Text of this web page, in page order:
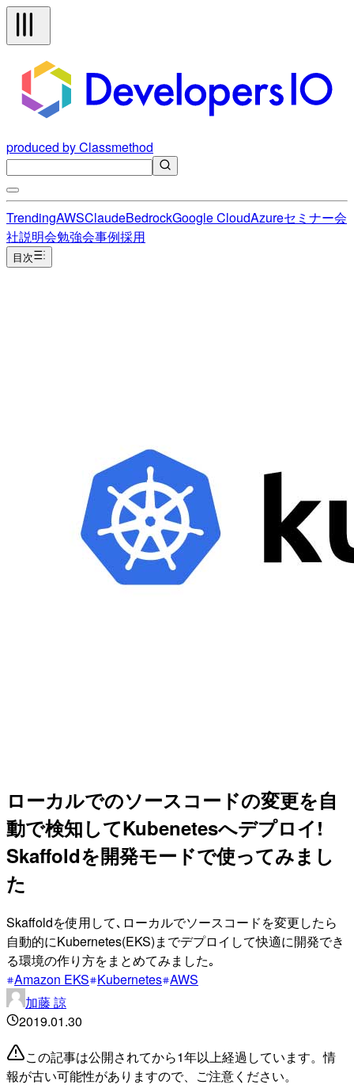
produced by Classmethod
TrendingAWSClaudeBedrockGoogle CloudAzureセミナー会
社説明会勉強会事例採用
目次
ローカルでのソースコードの変更を自
動で検知してKubenetesへデプロイ!
Skaffoldを開発モードで使ってみまし
た
Skaffoldを使用して､ローカルでソースコードを変更したら
自動的にKubernetes(EKS)までデプロイして快適に開発でき
る環境の作り方をまとめてみました｡
Amazon EKS Kubernetes AWS
加藤 諒
2019.01.30
この記事は公開されてから1年以上経過しています。情
報が古い可能性がありますので、ご注意ください。